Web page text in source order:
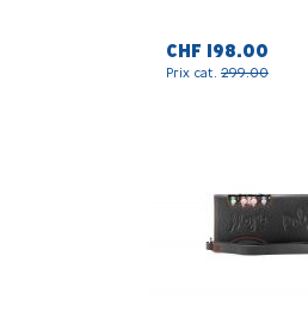
CHF 198.00
Prix cat. 299.00